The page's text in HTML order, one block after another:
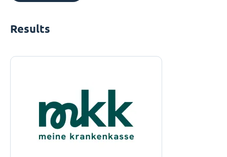
Results